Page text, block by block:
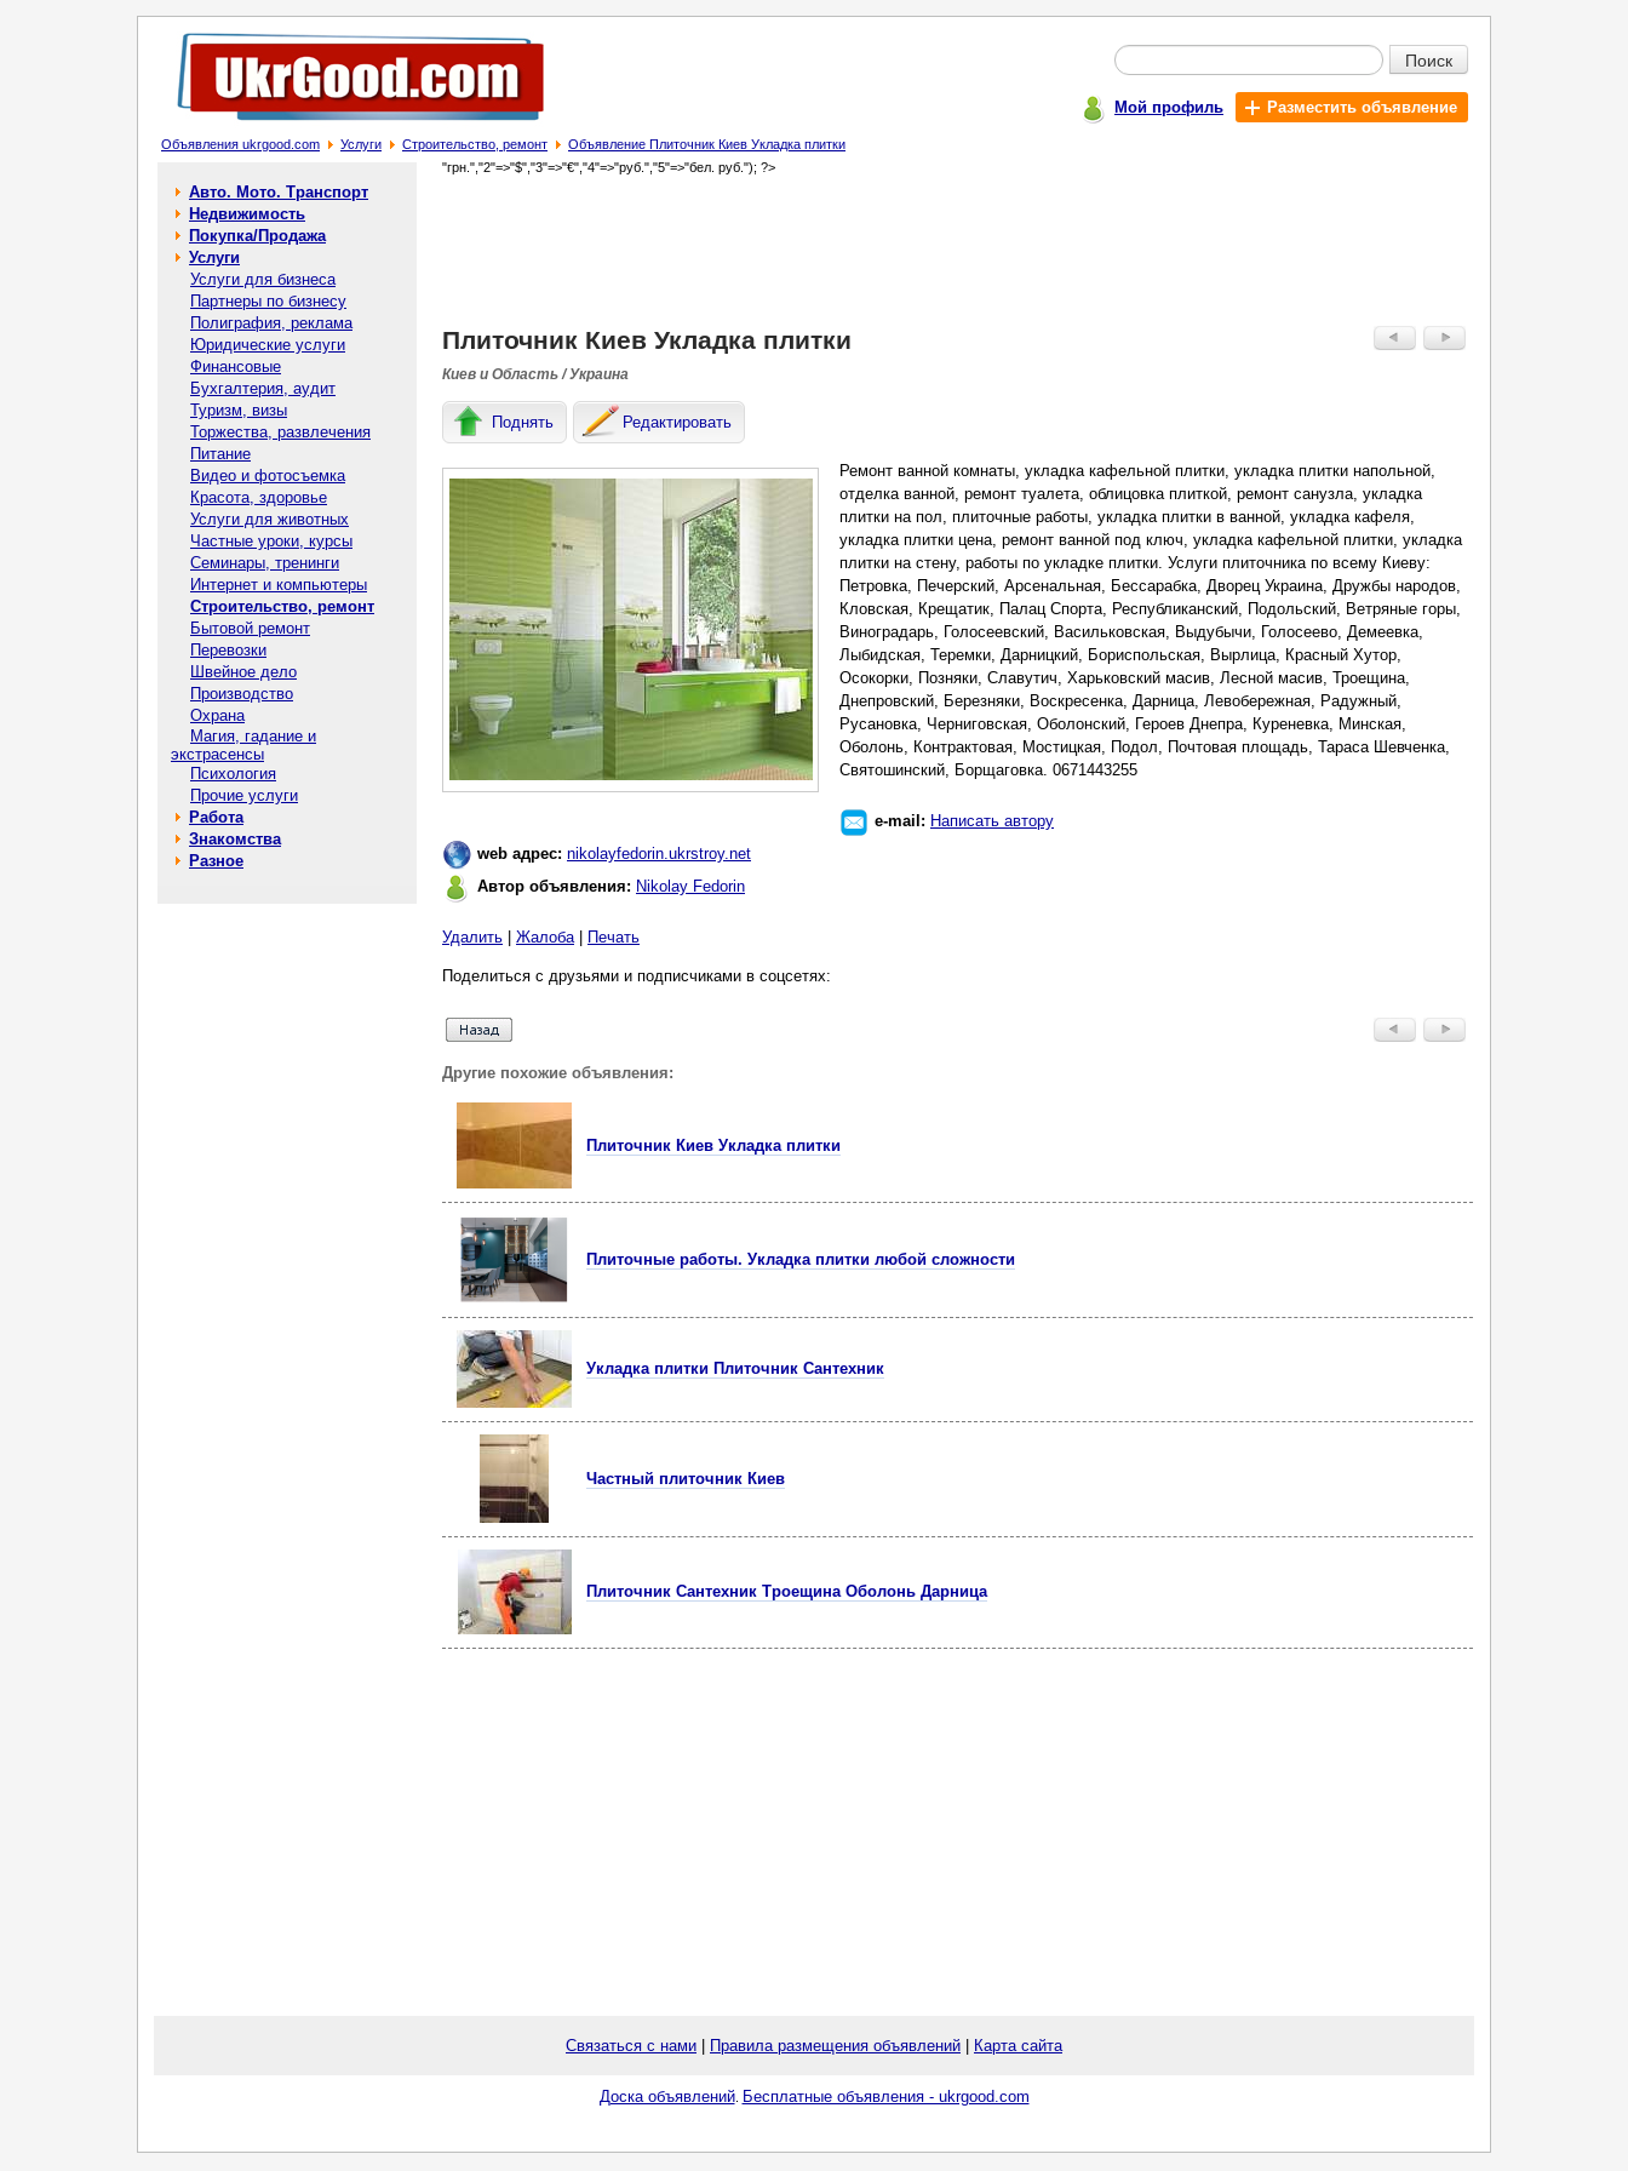
Поиск
Мой профиль Разместить объявление
Объявления ukrgood.com Услуги Строительство, ремонт Объявление Плиточник Киев Укладка плитки
Авто. Мото. Транспорт
Недвижимость
Покупка/Продажа
Услуги
Услуги для бизнеса
Партнеры по бизнесу
Полиграфия, реклама
Юридические услуги
Финансовые
Бухгалтерия, аудит
Туризм, визы
Торжества, развлечения
Питание
Видео и фотосъемка
Красота, здоровье
Услуги для животных
Частные уроки, курсы
Семинары, тренинги
Интернет и компьютеры
Строительство, ремонт
Бытовой ремонт
Перевозки
Швейное дело
Производство
Охрана
Магия, гадание и
экстрасенсы
Психология
Прочие услуги
Работа
Знакомства
Разное
"грн.","2"=>"$","3"=>"€","4"=>"руб.","5"=>"бел. руб."); ?>
Плиточник Киев Укладка плитки
Киев и Область / Украина
Поднять Редактировать
Ремонт ванной комнаты, укладка кафельной плитки, укладка плитки напольной,
отделка ванной, ремонт туалета, облицовка плиткой, ремонт санузла, укладка
плитки на пол, плиточные работы, укладка плитки в ванной, укладка кафеля,
укладка плитки цена, ремонт ванной под ключ, укладка кафельной плитки, укладка
плитки на стену, работы по укладке плитки. Услуги плиточника по всему Киеву:
Петровка, Печерский, Арсенальная, Бессарабка, Дворец Украина, Дружбы народов,
Кловская, Крещатик, Палац Спорта, Республиканский, Подольский, Ветряные горы,
Виноградарь, Голосеевский, Васильковская, Выдубычи, Голосеево, Демеевка,
Лыбидская, Теремки, Дарницкий, Бориспольская, Вырлица, Красный Хутор,
Осокорки, Позняки, Славутич, Харьковский масив, Лесной масив, Троещина,
Днепровский, Березняки, Воскресенка, Дарница, Левобережная, Радужный,
Русановка, Черниговская, Оболонский, Героев Днепра, Куреневка, Минская,
Оболонь, Контрактовая, Мостицкая, Подол, Почтовая площадь, Тараса Шевченка,
Святошинский, Борщаговка. 0671443255
e-mail: Написать автору
web адрес: nikolayfedorin.ukrstroy.net
Автор объявления: Nikolay Fedorin
Удалить Жалоба| Печать
Поделиться с друзьями и подписчиками в соцсетях:
Другие похожие объявления:
Плиточник Киев Укладка плитки
Плиточные работы. Укладка плитки любой сложности
Укладка плитки Плиточник Сантехник
Частный плиточник Киев
Плиточник Сантехник Троещина Оболонь Дарница
Связаться с нами Правила размещения объявлений Карта сайта
Доска объявлений. Бесплатные объявления - ukrgood.com